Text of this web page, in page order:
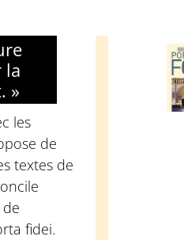
la
»
les
de
textes de
fidei.